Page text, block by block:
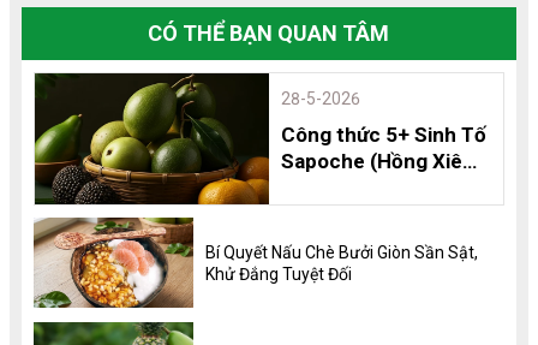
CÓ THỂ BẠN QUAN TÂM
28-5-2026
Công thức 5+ Sinh Tố
Sapoche (Hồng Xiêm)
Dưỡng và 8 Lợi Ích
Không Thể Bỏ Qua
Bí Quyết Nấu Chè Bưởi Giòn Sần Sật,
Khử Đắng Tuyệt Đối